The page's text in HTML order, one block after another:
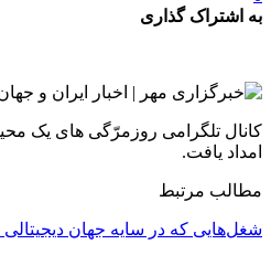
به اشتراک گذاری
کانال تلگرامی روزمرّگی های یک
امداد یافت.
مطالب مرتبط
شغل‌‌هایی که در سایه جهان